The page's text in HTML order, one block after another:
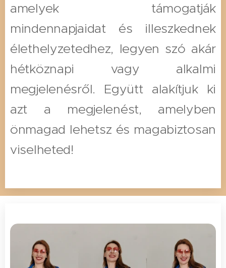
amelyek támogatják
mindennapjaidat és illeszkednek
élethelyzetedhez, legyen szó akár
hétköznapi vagy alkalmi
megjelenésről. Együtt alakítjuk ki
azt a megjelenést, amelyben
önmagad lehetsz és magabiztosan
viselheted!